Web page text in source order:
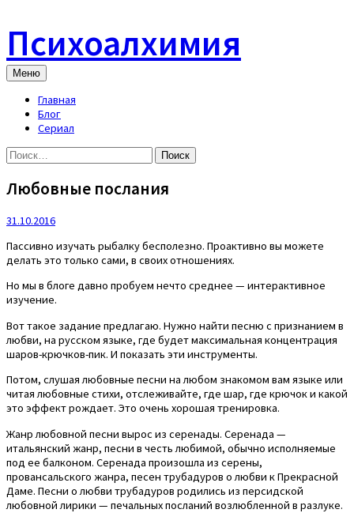
content
Психоалхимия
Меню
Главная
Блог
Сериал
Найти:
Любовные послания
31.10.2016
Пассивно изучать рыбалку бесполезно. Проактивно вы можете
делать это только сами, в своих отношениях.
Но мы в блоге давно пробуем нечто среднее — интерактивное
изучение.
Вот такое задание предлагаю. Нужно найти песню с признанием в
любви, на русском языке, где будет максимальная концентрация
шаров-крючков-пик. И показать эти инструменты.
Потом, слушая любовные песни на любом знакомом вам языке или
читая любовные стихи, отслеживайте, где шар, где крючок и какой
это эффект рождает. Это очень хорошая тренировка.
Жанр любовной песни вырос из серенады. Серенада —
итальянский жанр, песни в честь любимой, обычно исполняемые
под ее балконом. Серенада произошла из серены,
провансальского жанра, песен трубадуров о любви к Прекрасной
Даме. Песни о любви трубадуров родились из персидской
любовной лирики — печальных посланий возлюбленной в разлуке.